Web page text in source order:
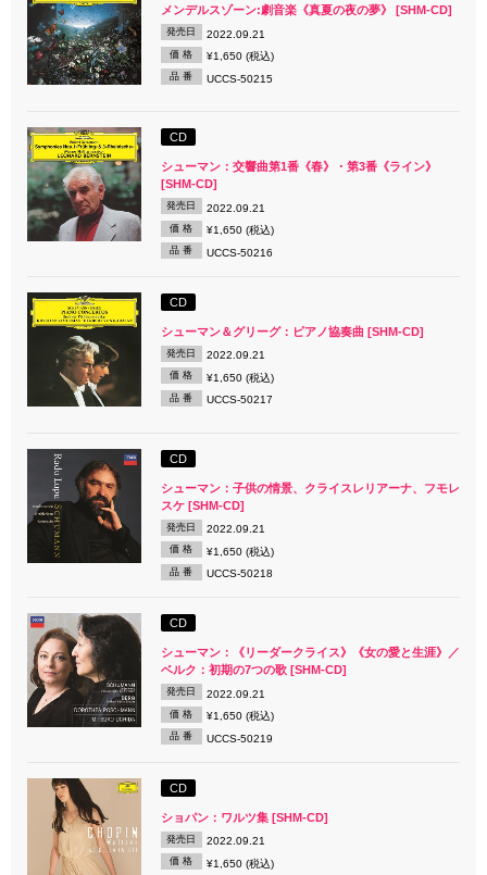
メンデルスゾーン:劇音楽《真夏の夜の夢》 [SHM-CD]
発売日 2022.09.21
価 格 ¥1,650 (税込)
品 番 UCCS-50215
CD
シューマン：交響曲第1番《春》・第3番《ライン》
[SHM-CD]
発売日 2022.09.21
価 格 ¥1,650 (税込)
品 番 UCCS-50216
CD
シューマン＆グリーグ：ピアノ協奏曲 [SHM-CD]
発売日 2022.09.21
価 格 ¥1,650 (税込)
品 番 UCCS-50217
CD
シューマン：子供の情景、クライスレリアーナ、フモレ
スケ [SHM-CD]
発売日 2022.09.21
価 格 ¥1,650 (税込)
品 番 UCCS-50218
CD
シューマン：《リーダークライス》《女の愛と生涯》／
ベルク：初期の7つの歌 [SHM-CD]
発売日 2022.09.21
価 格 ¥1,650 (税込)
品 番 UCCS-50219
CD
ショパン：ワルツ集 [SHM-CD]
発売日 2022.09.21
価 格 ¥1,650 (税込)